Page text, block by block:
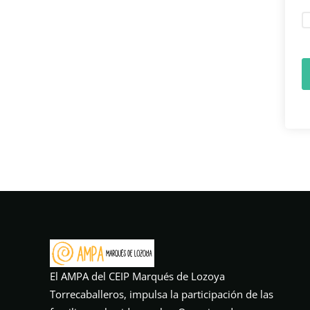
El AMPA del CEIP Marqués de Lozoya
Torrecaballeros, impulsa la participación de las